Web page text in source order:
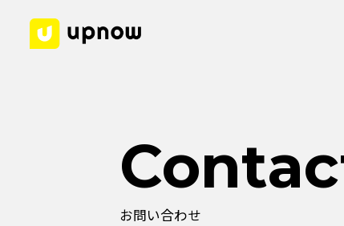
お問い合わせ